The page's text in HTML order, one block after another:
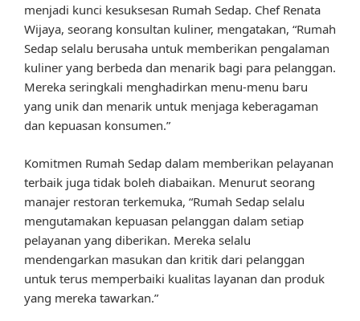
menjadi kunci kesuksesan Rumah Sedap. Chef Renata
Wijaya, seorang konsultan kuliner, mengatakan, “Rumah
Sedap selalu berusaha untuk memberikan pengalaman
kuliner yang berbeda dan menarik bagi para pelanggan.
Mereka seringkali menghadirkan menu-menu baru
yang unik dan menarik untuk menjaga keberagaman
dan kepuasan konsumen.”
Komitmen Rumah Sedap dalam memberikan pelayanan
terbaik juga tidak boleh diabaikan. Menurut seorang
manajer restoran terkemuka, “Rumah Sedap selalu
mengutamakan kepuasan pelanggan dalam setiap
pelayanan yang diberikan. Mereka selalu
mendengarkan masukan dan kritik dari pelanggan
untuk terus memperbaiki kualitas layanan dan produk
yang mereka tawarkan.”